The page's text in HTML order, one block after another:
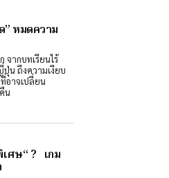
หมดความ
จากบทเรียนไร้
น ถึงความเงียบ
อาจเปลี่ยน
น
เศษ“ ? เกม